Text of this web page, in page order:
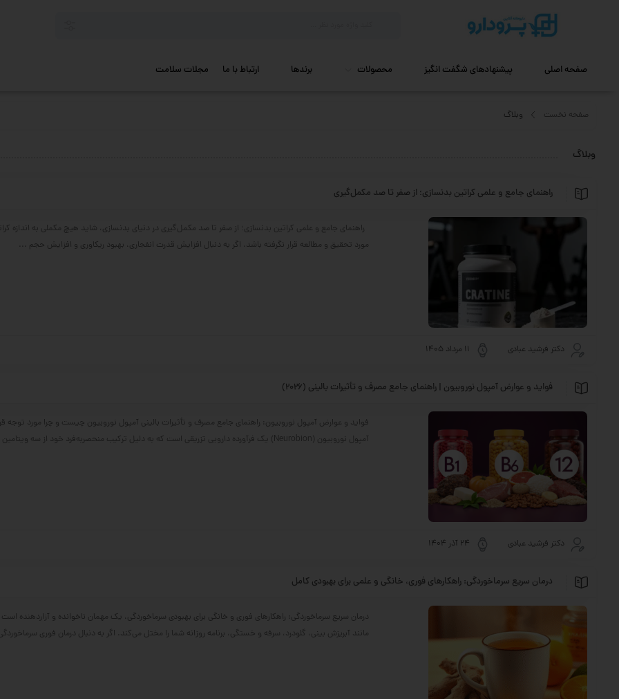
صفحه اصلی پیشنهادهای شگفت انگیز محصولات برندها ارتباط با ما مجلات سلامت
صفحه نخست وبلاگ
وبلاگ
راهنمای جامع و علمی کراتین بدنسازی؛ از صفر تا صد مکمل‌گیری
راهنمای جامع و علمی کراتین بدنسازی؛ از صفر تا صد مکمل‌گیری در دنیای بدنسازی، شاید هیچ مکملی به اندازه
مورد تحقیق و مطالعه قرار نگرفته باشد. اگر به دنبال افزایش قدرت انفجاری، بهبود ریکاوری و افزایش حجم ...
دکتر فرشید عبادی 11 مرداد 1405
فواید و عوارض آمپول نوروبیون | راهنمای جامع مصرف و تأثیرات بالینی (2026)
فواید و عوارض آمپول نوروبیون: راهنمای جامع مصرف و تأثیرات بالینی آمپول نوروبیون چیست و چرا مورد توجه
آمپول نوروبیون (Neurobion) یک فرآورده دارویی تزریقی است که به دلیل ترکیب منحصربه‌فرد خود از سه ویتامین حیاتی گروه ...
دکتر فرشید عبادی 24 آذر 1404
درمان سریع سرماخوردگی: راهکارهای فوری، خانگی و علمی برای بهبودی کامل
درمان سریع سرماخوردگی: راهکارهای فوری و خانگی برای بهبودی سرماخوردگی، یک مهمان ناخوانده و آزاردهنده است
مانند آبریزش بینی، گلودرد، سرفه و خستگی، برنامه روزانه شما را مختل می‌کند. اگر به دنبال درمان فوری سرماخوردگی